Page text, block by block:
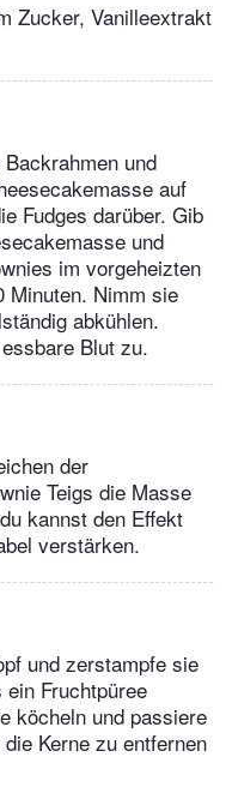
Zucker, Vanilleextrakt
und
auf
Fudges darüber. Gib
und
im vorgeheizten
Minuten. Nimm sie
abkühlen.
Blut zu.
der
Teigs die Masse
kannst den Effekt
verstärken.
und zerstampfe sie
Fruchtpüree
köcheln und passiere
Kerne zu entfernen